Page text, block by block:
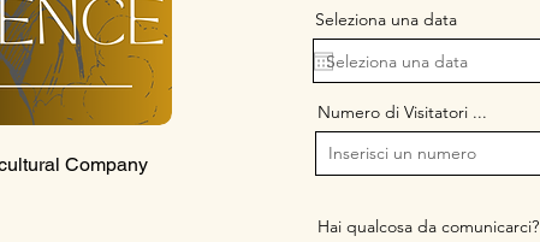
Company
Seleziona una data
Numero di Visitatori ...
Hai qualcosa da comunicarci?